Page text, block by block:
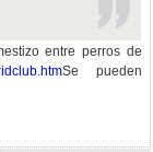
entre perros de
Se pueden